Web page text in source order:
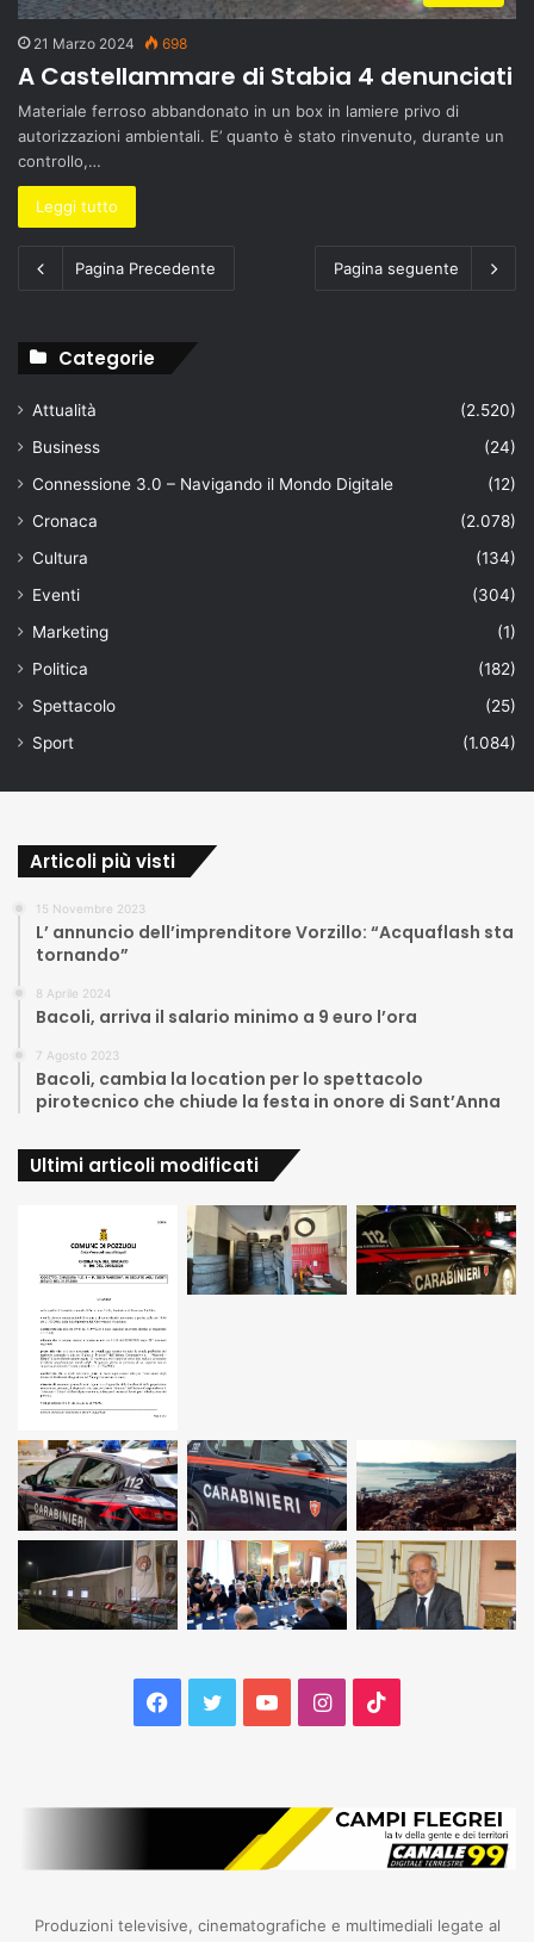
21 Marzo 2024 698
A Castellammare di Stabia 4 denunciati
Materiale ferroso abbandonato in un box in lamiere privo di
autorizzazioni ambientali. E’ quanto è stato rinvenuto, durante un
controllo,…
Leggi tutto
Pagina Precedente Pagina seguente
Categorie
Attualità
(2.520)
Business
(24)
Connessione 3.0 – Navigando il Mondo Digitale
(12)
Cronaca
(2.078)
Cultura
(134)
Eventi
(304)
Marketing
(1)
Politica
(182)
Spettacolo
(25)
Sport
(1.084)
Articoli più visti
15 Novembre 2023
L’ annuncio dell’imprenditore Vorzillo: “Acquaflash sta
tornando”
8 Aprile 2024
Bacoli, arriva il salario minimo a 9 euro l’ora
7 Agosto 2023
Bacoli, cambia la location per lo spettacolo
pirotecnico che chiude la festa in onore di Sant’Anna
Ultimi articoli modificati
Facebook
TwitterYouTubeInstagram
Produzioni televisive, cinematografiche e multimediali legate al